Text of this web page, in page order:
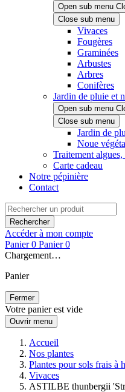
Open sub menu
Close sub menu
Vivaces
Fougères
Graminées
Arbustes
Arbres
Conifères
Jardin de pluie et
Open sub menu
Close sub menu
Jardin de
Noue
Traitement
Carte cadeau
Notre pépinière
Contact
Rechercher
Accéder à mon compte
Panier 0 Panier 0
Chargement…
Panier
Fermer
Votre panier est vide
Ouvrir menu
Accueil
Nos plantes
Plantes pour sols frais à
Vivaces
ASTILBE thunbergii